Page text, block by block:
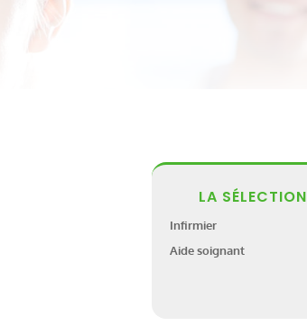
LA SÉLECTION
Infirmier
Aide soignant